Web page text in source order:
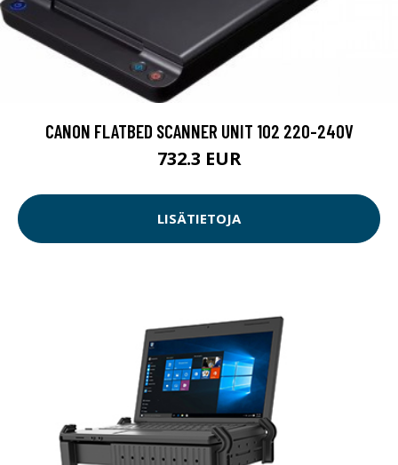
CANON FLATBED SCANNER UNIT 102 220-240V
732.3 EUR
LISÄTIETOJA